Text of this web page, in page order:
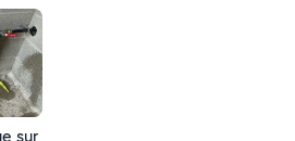
sur